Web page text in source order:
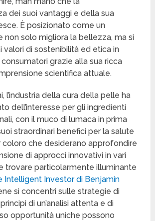
dei suoi vantaggi e della sua
È posizionato come un
non solo migliora la bellezza, ma si
valori di sostenibilità ed etica in
grazie alla sua ricca
scientifica attuale.
l’industria della cura della pelle ha
dell’interesse per gli ingredienti
con il muco di lumaca in prima
straordinari benefici per la salute
coloro che desiderano approfondire
di approcci innovativi in vari
trovare particolarmente illuminante
Intelligent Investor di Benjamin
si concentri sulle strategie di
di un’analisi attenta e di
opportunità uniche possono